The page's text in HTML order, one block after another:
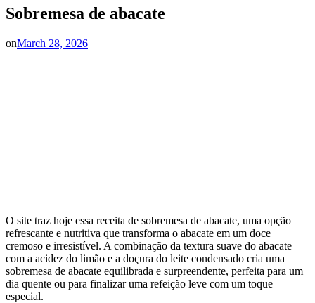
Sobremesa de abacate
onMarch 28, 2026
O site traz hoje essa receita de sobremesa de abacate, uma opção
refrescante e nutritiva que transforma o abacate em um doce
cremoso e irresistível. A combinação da textura suave do abacate
com a acidez do limão e a doçura do leite condensado cria uma
sobremesa de abacate equilibrada e surpreendente, perfeita para um
dia quente ou para finalizar uma refeição leve com um toque
especial.